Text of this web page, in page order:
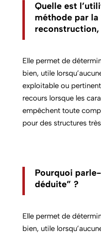
Quelle est
méthode par la
Elle permet de
bien, utile
exploitable ou
recours lorsque les
empêchent toute
pour des structures
Pourquoi
déduite” ?
Elle permet de
bien, utile